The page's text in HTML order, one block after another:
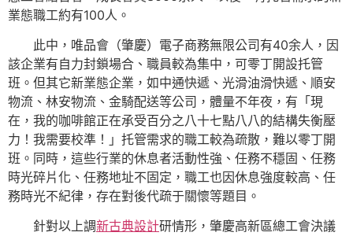
業態職工約有100人。
此中，唯品會（肇慶）電子商務無限公司有40余人，因
該企業有自力封鎖場合、職員較為集中，可零丁開設托管
班。但其它新業態企業，如中通快遞、光滑油滑快遞、順安
物流、林安物流、金騎配送等公司，體量不年夜，有「現
在，我的咖啡館正在承受百分之八十七點八八的結構失衡壓
力！我需要校準！」托管需求的職工較為疏散，難以零丁開
班。同時，這些行業的休息者活動性強、任務不穩固、任務
時光碎片化、任務地址不固定，職工也因休息強度較高、任
務時光不紀律，存在對後代疏于關懷等題目。
針對以上調新古典設計研情形，肇慶高新區總工會決議